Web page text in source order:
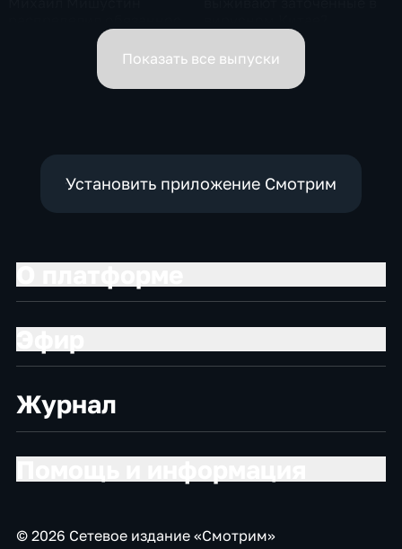
вице-премьеров
Показать все выпуски
Установить приложение Смотрим
Журнал
© 2026 Сетевое издание «Смотрим»